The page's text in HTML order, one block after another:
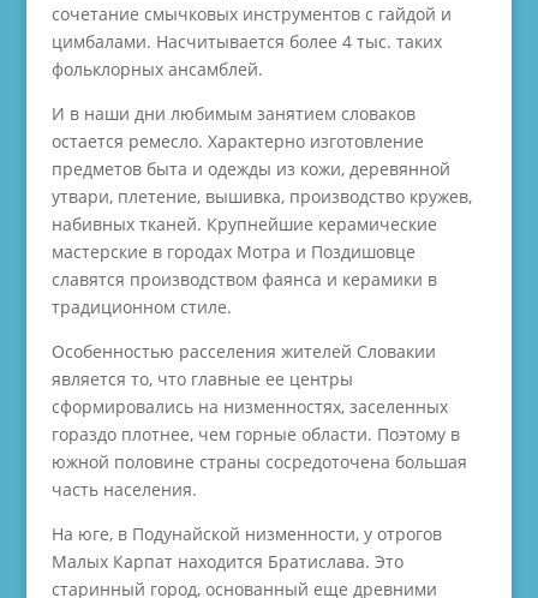
сочетание смычковых инструментов с гайдой и
цимбалами. Насчитывается более 4 тыс. таких
фольклорных ансамблей.
И в наши дни любимым занятием словаков
остается ремесло. Характерно изготовление
предметов быта и одежды из кожи, деревянной
утвари, плетение, вышивка, производство кружев,
набивных тканей. Крупнейшие керамические
мастерские в городах Мотра и Поздишовце
славятся производством фаянса и керамики в
традиционном стиле.
Особенностью расселения жителей Словакии
является то, что главные ее центры
сформировались на низменностях, заселенных
гораздо плотнее, чем горные области. Поэтому в
южной половине страны сосредоточена большая
часть населения.
На юге, в Подунайской низменности, у отрогов
Малых Карпат находится Братислава. Это
старинный город, основанный еще древними